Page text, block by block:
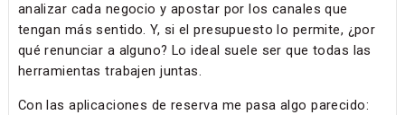
analizar cada negocio y apostar por los canales que
tengan más sentido. Y, si el presupuesto lo permite, ¿por
qué renunciar a alguno? Lo ideal suele ser que todas las
herramientas trabajen juntas.
Con las aplicaciones de reserva me pasa algo parecido: